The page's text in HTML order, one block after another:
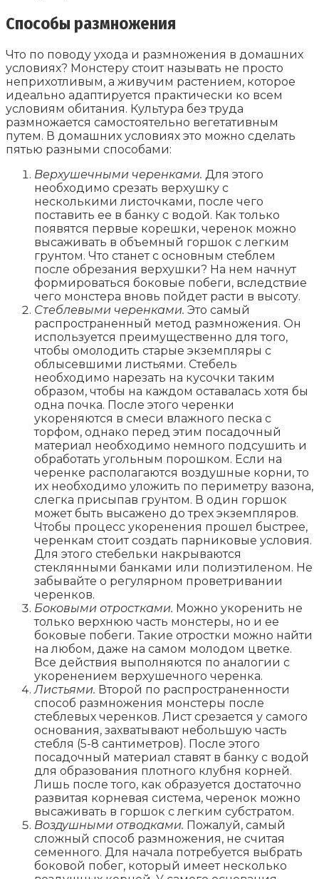
Способы размножения
Что по поводу ухода и размножения в домашних
условиях? Монстеру стоит называть не просто
неприхотливым, а живучим растением, которое
идеально адаптируется практически ко всем
условиям обитания. Культура без труда
размножается самостоятельно вегетативным
путем. В домашних условиях это можно сделать
пятью разными способами:
Верхушечными черенками. Для этого
необходимо срезать верхушку с
несколькими листочками, после чего
поставить ее в банку с водой. Как только
появятся первые корешки, черенок можно
высаживать в объемный горшок с легким
грунтом. Что станет с основным стеблем
после обрезания верхушки? На нем начнут
формироваться боковые побеги, вследствие
чего монстера вновь пойдет расти в высоту.
Стеблевыми черенками. Это самый
распространенный метод размножения. Он
используется преимущественно для того,
чтобы омолодить старые экземпляры с
облысевшими листьями. Стебель
необходимо нарезать на кусочки таким
образом, чтобы на каждом оставалась хотя бы
одна почка. После этого черенки
укореняются в смеси влажного песка с
торфом, однако перед этим посадочный
материал необходимо немного подсушить и
обработать угольным порошком. Если на
черенке располагаются воздушные корни, то
их необходимо уложить по периметру вазона,
слегка присыпав грунтом. В один горшок
может быть высажено до трех экземпляров.
Чтобы процесс укоренения прошел быстрее,
черенкам стоит создать парниковые условия.
Для этого стебельки накрываются
стеклянными банками или полиэтиленом. Не
забывайте о регулярном проветривании
черенков.
Боковыми отростками. Можно укоренить не
только верхнюю часть монстеры, но и ее
боковые побеги. Такие отростки можно найти
на любом, даже на самом молодом цветке.
Все действия выполняются по аналогии с
укоренением верхушечного черенка.
Листьями. Второй по распространенности
способ размножения монстеры после
стеблевых черенков. Лист срезается у самого
основания, захватывают небольшую часть
стебля (5-8 сантиметров). После этого
посадочный материал ставят в банку с водой
для образования плотного клубня корней.
Лишь после того, как образуется достаточно
развитая корневая система, черенок можно
высаживать в горшок с легким субстратом.
Воздушными отводками. Пожалуй, самый
сложный способ размножения, не считая
семенного. Для начала потребуется выбрать
боковой побег, который имеет несколько